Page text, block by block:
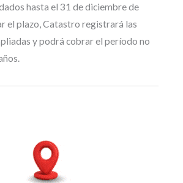
hasta el 31 de diciembre de
el plazo, Catastro registrará las
y podrá cobrar el período no